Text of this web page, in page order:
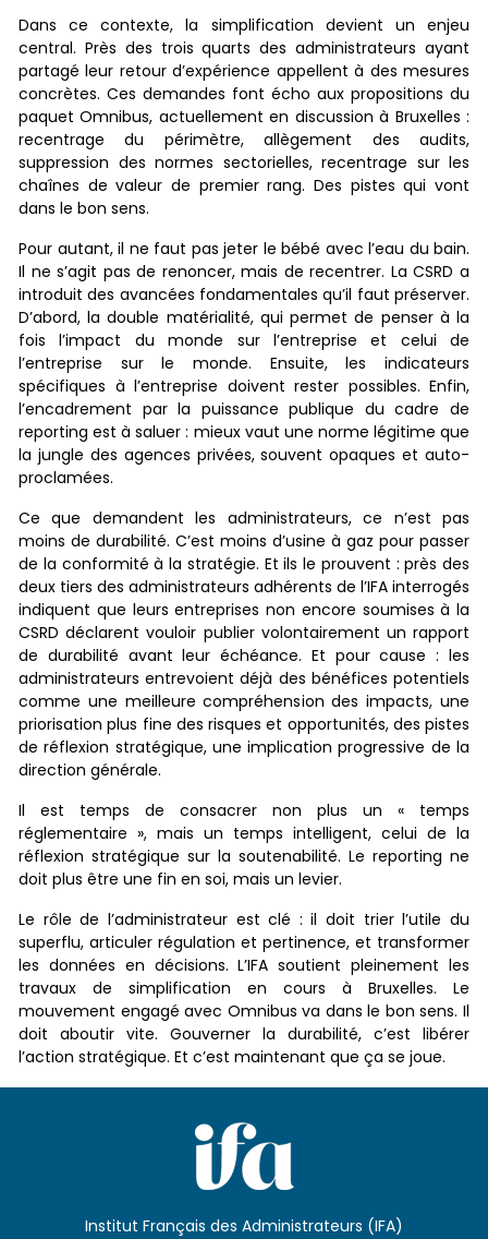
Dans ce contexte, la simplification devient un enjeu
central. Près des trois quarts des administrateurs ayant
partagé leur retour d’expérience appellent à des mesures
concrètes. Ces demandes font écho aux propositions du
paquet Omnibus, actuellement en discussion à Bruxelles :
recentrage du périmètre, allègement des audits,
suppression des normes sectorielles, recentrage sur les
chaînes de valeur de premier rang. Des pistes qui vont
dans le bon sens.
Pour autant, il ne faut pas jeter le bébé avec l’eau du bain.
Il ne s’agit pas de renoncer, mais de recentrer. La CSRD a
introduit des avancées fondamentales qu’il faut préserver.
D’abord, la double matérialité, qui permet de penser à la
fois l’impact du monde sur l’entreprise et celui de
l’entreprise sur le monde. Ensuite, les indicateurs
spécifiques à l’entreprise doivent rester possibles. Enfin,
l’encadrement par la puissance publique du cadre de
reporting est à saluer : mieux vaut une norme légitime que
la jungle des agences privées, souvent opaques et auto-
proclamées.
Ce que demandent les administrateurs, ce n’est pas
moins de durabilité. C’est moins d’usine à gaz pour passer
de la conformité à la stratégie. Et ils le prouvent : près des
deux tiers des administrateurs adhérents de l’IFA interrogés
indiquent que leurs entreprises non encore soumises à la
CSRD déclarent vouloir publier volontairement un rapport
de durabilité avant leur échéance. Et pour cause : les
administrateurs entrevoient déjà des bénéfices potentiels
comme une meilleure compréhension des impacts, une
priorisation plus fine des risques et opportunités, des pistes
de réflexion stratégique, une implication progressive de la
direction générale.
Il est temps de consacrer non plus un « temps
réglementaire », mais un temps intelligent, celui de la
réflexion stratégique sur la soutenabilité. Le reporting ne
doit plus être une fin en soi, mais un levier.
Le rôle de l’administrateur est clé : il doit trier l’utile du
superflu, articuler régulation et pertinence, et transformer
les données en décisions. L’IFA soutient pleinement les
travaux de simplification en cours à Bruxelles. Le
mouvement engagé avec Omnibus va dans le bon sens. Il
doit aboutir vite. Gouverner la durabilité, c’est libérer
l’action stratégique. Et c’est maintenant que ça se joue.
Institut Français des Administrateurs (IFA)